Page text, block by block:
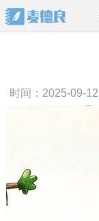
时间：2025-09-